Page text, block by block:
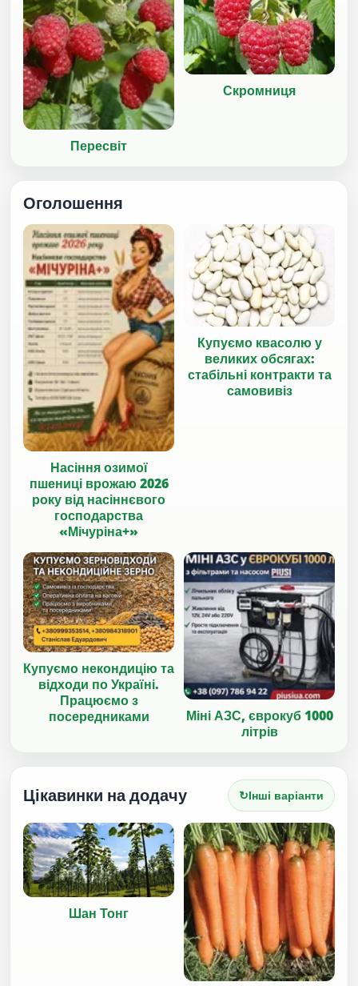
Пересвіт
Скромниця
Оголошення
Насіння озимої
пшениці врожаю 2026
року від насіннєвого
господарства
«Мічуріна+»
Купуємо квасолю у
великих обсягах:
стабільні контракти та
самовивіз
Купуємо некондицію та
відходи по Україні.
Працюємо з
посередниками
Міні АЗС, єврокуб 1000
літрів
Цікавинки на додачу ↻Інші варіанти
Шан Тонг